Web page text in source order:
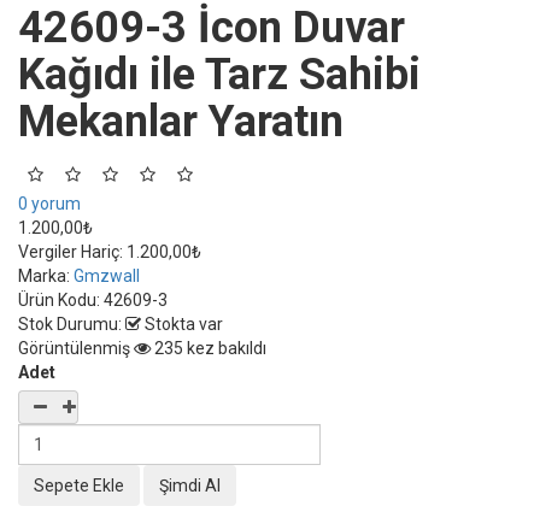
42609-3 İcon Duvar
Kağıdı ile Tarz Sahibi
Mekanlar Yaratın
0 yorum
1.200,00₺
Vergiler Hariç: 1.200,00₺
Marka: Gmzwall
Ürün Kodu: 42609-3
Stok Durumu:
Stokta var
Görüntülenmiş
235 kez bakıldı
Adet